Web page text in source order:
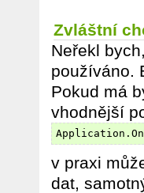
Zvláštní
Neřekl
používáno.
Pokud má
vhodnější
v praxi
dat,